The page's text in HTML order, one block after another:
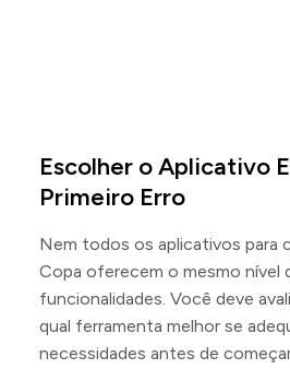
Escolher o Aplicativo
Primeiro Erro
Nem todos os aplicativos para
Copa oferecem o mesmo nível
funcionalidades. Você deve
qual ferramenta melhor se
necessidades antes de